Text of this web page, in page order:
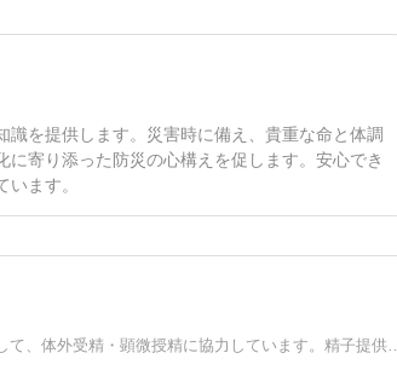
を提供します。災害時に備え、貴重な命と体調
寄り添った防災の心構えを促します。安心でき
ます。